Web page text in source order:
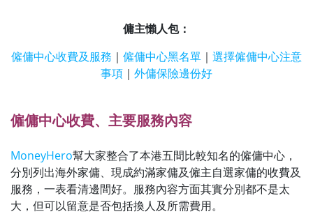
傭主懶人包：
僱傭中心收費及服務 ｜ 僱傭中心黑名單 ｜ 選擇僱傭中心注意
事項 ｜ 外傭保險邊份好
僱傭中心收費、主要服務內容
MoneyHero幫大家整合了本港五間比較知名的僱傭中心，
分別列出海外家傭、現成約滿家傭及僱主自選家傭的收費及
服務，一表看清邊間好。服務內容方面其實分別都不是太
大，但可以留意是否包括換人及所需費用。